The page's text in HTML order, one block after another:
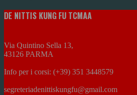
DE NITTIS KUNG FU TCMAA
Via Quintino Sella 13,
43126 PARMA
Info per i corsi: (+39) 351 3448579
segreteriadenittiskungfu@gmail.com